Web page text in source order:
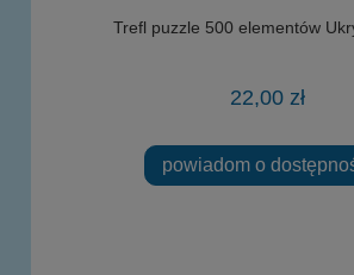
Trefl puzzle 500 elementów
22,00 zł
powiadom o